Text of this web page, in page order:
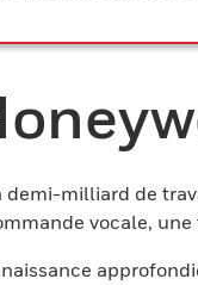
milliard de
vocale,